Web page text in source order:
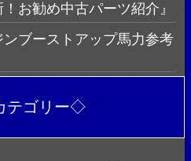
！お勧め中古パーツ紹介』
ンブーストアップ馬力参考
テゴリー◇